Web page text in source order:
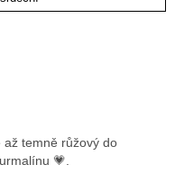
až temně růžový do
💗.